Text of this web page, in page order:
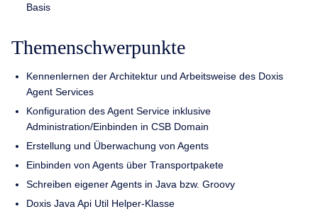
Basis
Themenschwerpunkte
Kennenlernen der Architektur und Arbeitsweise des Doxis
Agent Services
Konfiguration des Agent Service inklusive
Administration/Einbinden in CSB Domain
Erstellung und Überwachung von Agents
Einbinden von Agents über Transportpakete
Schreiben eigener Agents in Java bzw. Groovy
Doxis Java Api Util Helper-Klasse